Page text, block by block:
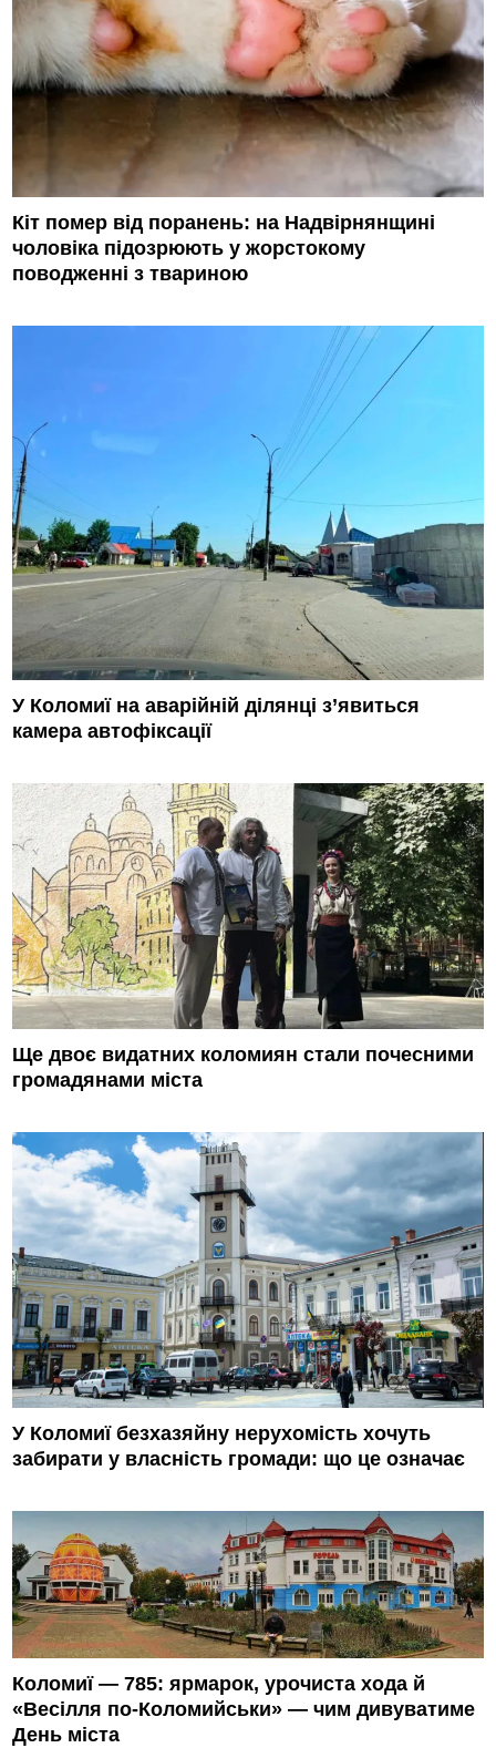
Кіт помер від поранень: на Надвірнянщині
чоловіка підозрюють у жорстокому
поводженні з твариною
У Коломиї на аварійній ділянці з’явиться
камера автофіксації
Ще двоє видатних коломиян стали почесними
громадянами міста
У Коломиї безхазяйну нерухомість хочуть
забирати у власність громади: що це означає
Коломиї — 785: ярмарок, урочиста хода й
«Весілля по-Коломийськи» — чим дивуватиме
День міста